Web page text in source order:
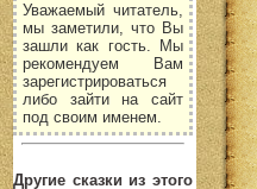
Уважаемый читатель,
мы заметили, что Вы
зашли как гость. Мы
рекомендуем Вам
зарегистрироваться
либо зайти на сайт
под своим именем.
Другие сказки из этого